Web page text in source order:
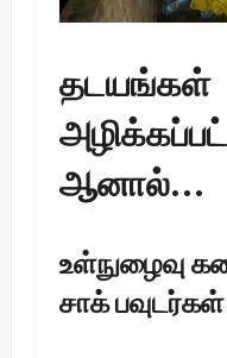
தடயங்கள்
ஆனால்…
உள்நுழைவு
சாக் பவுடர்கள்